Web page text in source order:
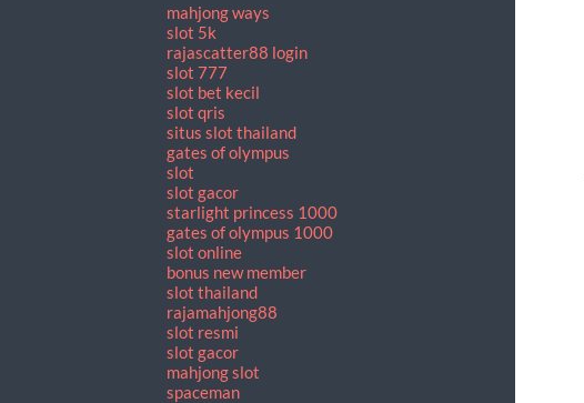
mahjong ways
slot 5k
rajascatter88 login
slot 777
slot bet kecil
slot qris
situs slot thailand
gates of olympus
slot
slot gacor
starlight princess 1000
gates of olympus 1000
slot online
bonus new member
slot thailand
rajamahjong88
slot resmi
slot gacor
mahjong slot
spaceman